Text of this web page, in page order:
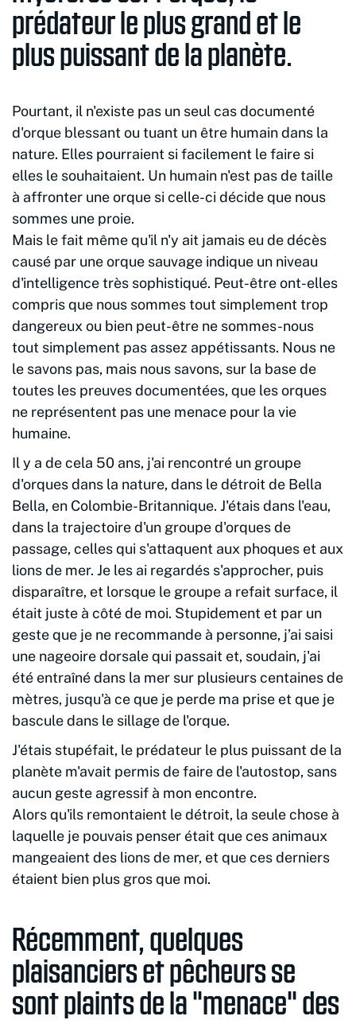
prédateur le plus grand et le
plus puissant de la planète.
Pourtant, il n'existe pas un seul cas documenté
d'orque blessant ou tuant un être humain dans la
nature. Elles pourraient si facilement le faire si
elles le souhaitaient. Un humain n'est pas de taille
à affronter une orque si celle-ci décide que nous
sommes une proie.
Mais le fait même qu'il n'y ait jamais eu de décès
causé par une orque sauvage indique un niveau
d'intelligence très sophistiqué. Peut-être ont-elles
compris que nous sommes tout simplement trop
dangereux ou bien peut-être ne sommes-nous
tout simplement pas assez appétissants. Nous ne
le savons pas, mais nous savons, sur la base de
toutes les preuves documentées, que les orques
ne représentent pas une menace pour la vie
humaine.
Il y a de cela 50 ans, j'ai rencontré un groupe
d'orques dans la nature, dans le détroit de Bella
Bella, en Colombie-Britannique. J'étais dans l'eau,
dans la trajectoire d'un groupe d'orques de
passage, celles qui s'attaquent aux phoques et aux
lions de mer. Je les ai regardés s'approcher, puis
disparaître, et lorsque le groupe a refait surface, il
était juste à côté de moi. Stupidement et par un
geste que je ne recommande à personne, j’ai saisi
une nageoire dorsale qui passait et, soudain, j'ai
été entraîné dans la mer sur plusieurs centaines de
mètres, jusqu'à ce que je perde ma prise et que je
bascule dans le sillage de l'orque.
J'étais stupéfait, le prédateur le plus puissant de la
planète m'avait permis de faire de l'autostop, sans
aucun geste agressif à mon encontre.
Alors qu'ils remontaient le détroit, la seule chose à
laquelle je pouvais penser était que ces animaux
mangeaient des lions de mer, et que ces derniers
étaient bien plus gros que moi.
Récemment, quelques
plaisanciers et pêcheurs se
sont plaints de la "menace" des